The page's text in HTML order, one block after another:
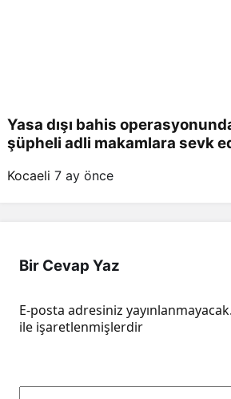
Yasa dışı bahis
şüpheli adli makamlara sevk
Kocaeli 7 ay önce
Bir Cevap Yaz
E-posta adresiniz yayınlanmayacak.
ile işaretlenmişlerdir